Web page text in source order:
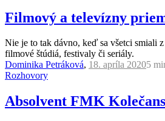
Filmový a televízny
Nie je to tak dávno, keď sa všetci smiali
filmové štúdiá, festivaly či seriály.
Dominika Petráková, 18. apríla 20205
Rozhovory
Absolvent FMK